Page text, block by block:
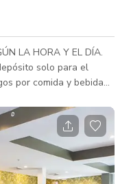
LA HORA Y EL DÍA.
solo para el
por comida y bebida
incluye comida y
que la tarifa de alquiler
de degustación o en